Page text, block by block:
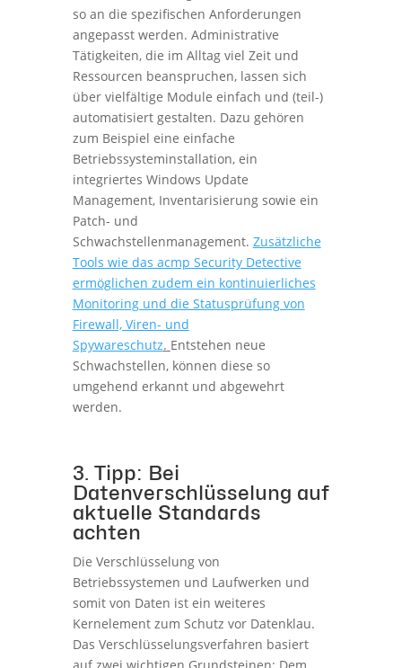
so an die spezifischen Anforderungen
angepasst werden. Administrative
Tätigkeiten, die im Alltag viel Zeit und
Ressourcen beanspruchen, lassen sich
über vielfältige Module einfach und (teil-)
automatisiert gestalten. Dazu gehören
zum Beispiel eine einfache
Betriebssysteminstallation, ein
integriertes Windows Update
Management, Inventarisierung sowie ein
Patch- und
Schwachstellenmanagement. Zusätzliche
Tools wie das acmp Security Detective
ermöglichen zudem ein kontinuierliches
Monitoring und die Statusprüfung von
Firewall, Viren- und
Spywareschutz. Entstehen neue
Schwachstellen, können diese so
umgehend erkannt und abgewehrt
werden.
3. Tipp: Bei
Datenverschlüsselung auf
aktuelle Standards
achten
Die Verschlüsselung von
Betriebssystemen und Laufwerken und
somit von Daten ist ein weiteres
Kernelement zum Schutz vor Datenklau.
Das Verschlüsselungsverfahren basiert
auf zwei wichtigen Grundsteinen: Dem